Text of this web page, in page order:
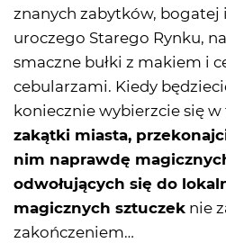
znanych zabytków,
uroczego Starego Rynku,
smaczne bułki z makiem i
cebularzami. Kiedy
koniecznie wybierzcie się
zakątki miasta,
nim naprawdę
odwołujących się do
magicznych sztuczek nie
zakończeniem…